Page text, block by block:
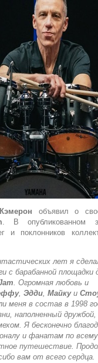
объявил о
. В опубликованном
и поклонников
лет я
с барабанной площадки
. Огромная любовь и
, Эдди, Майку и
меня в состав в 1998
наполненный
Я бесконечно
и фанатам по
путешествие.
вам от всего сердца.